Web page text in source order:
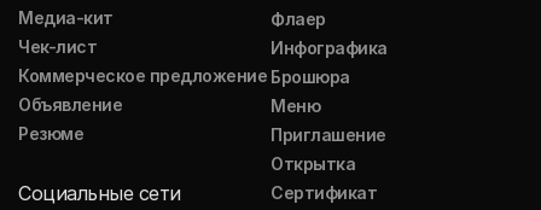
Медиа-кит
Чек-лист
Коммерческое предложение
Объявление
Резюме
Социальные сети
Флаер
Инфографика
Брошюра
Меню
Приглашение
Открытка
Сертификат